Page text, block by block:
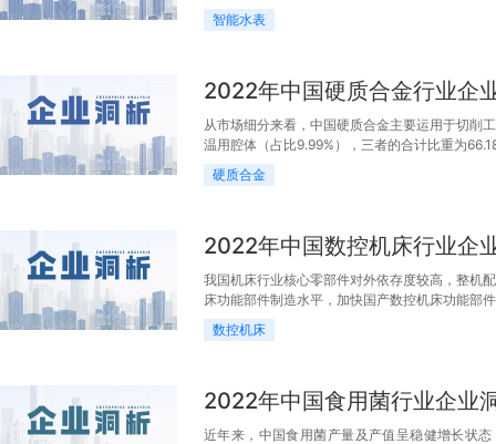
股份等，营收在五亿元以下。
智能水表
2022年中国硬质合金行业企
从市场细分来看，中国硬质合金主要运用于切削
温用腔体（占比9.99%），三者的合计比重为
硬质合金
2022年中国数控机床行业企
我国机床行业核心零部件对外依存度较高，整机
床功能部件制造水平，加快国产数控机床功能部
工精度和效率、稳定性等要求越来越高，对中高
数控机床
2022年中国食用菌行业企业
近年来，中国食用菌产量及产值呈稳健增长状